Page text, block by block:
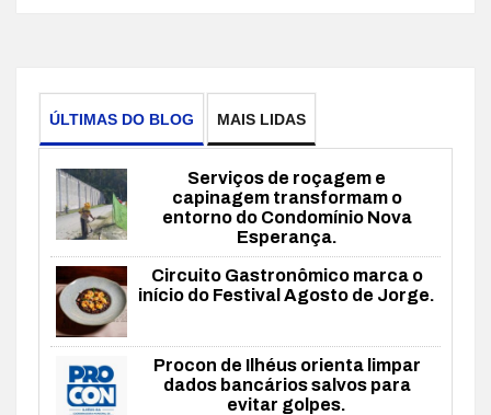
ÚLTIMAS DO BLOG MAIS LIDAS
Serviços de roçagem e
capinagem transformam o
entorno do Condomínio Nova
Esperança.
Circuito Gastronômico marca o
início do Festival Agosto de Jorge.
Procon de Ilhéus orienta limpar
dados bancários salvos para
evitar golpes.